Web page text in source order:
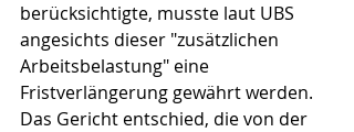
berücksichtigte, musste laut UBS
angesichts dieser "zusätzlichen
Arbeitsbelastung" eine
Fristverlängerung gewährt werden.
Das Gericht entschied, die von der